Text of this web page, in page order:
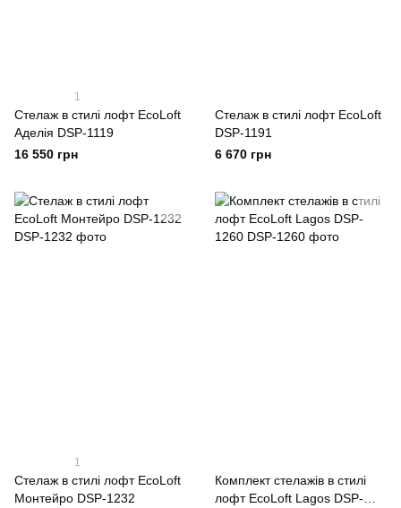
1
Стелаж в стилі лофт EcoLoft
Аделія DSP-1119
16 550 грн
Стелаж в стилі лофт EcoLoft
DSP-1191
6 670 грн
1
Стелаж в стилі лофт EcoLoft
Монтейро DSP-1232
Комплект стелажів в стилі
лофт EcoLoft Lagos DSP-